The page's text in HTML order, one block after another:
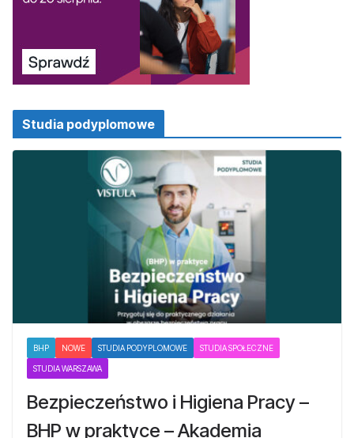
Studia podyplomowe
BHP NOWE STUDIA PODYPLOMOWE STUDIA SPOŁECZNE
STUDIA WARSZAWA
Bezpieczeństwo i Higiena Pracy –
BHP w praktyce – Akademia